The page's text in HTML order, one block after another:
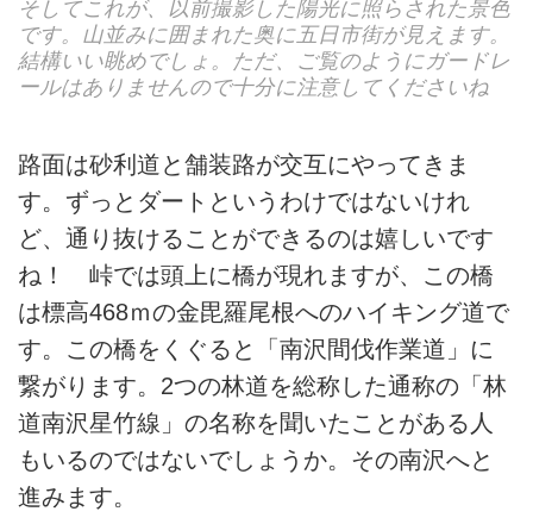
そしてこれが、以前撮影した陽光に照らされた景色
です。山並みに囲まれた奥に五日市街が見えます。
結構いい眺めでしょ。ただ、ご覧のようにガードレ
ールはありませんので十分に注意してくださいね
路面は砂利道と舗装路が交互にやってきま
す。ずっとダートというわけではないけれ
ど、通り抜けることができるのは嬉しいです
ね！ 峠では頭上に橋が現れますが、この橋
は標高468ｍの金毘羅尾根へのハイキング道で
す。この橋をくぐると「南沢間伐作業道」に
繋がります。2つの林道を総称した通称の「林
道南沢星竹線」の名称を聞いたことがある人
もいるのではないでしょうか。その南沢へと
進みます。